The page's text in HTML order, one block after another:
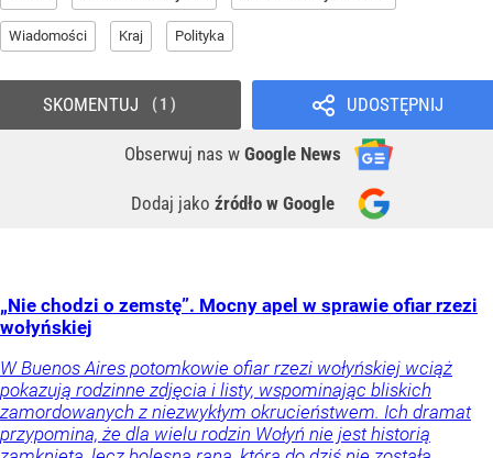
Wiadomości Kraj Polityka
UDOSTĘPNIJ
Obserwuj nas w Google News
Dodaj jako źródło w Google
SKOMENTUJ 1
„Nie chodzi o zemstę”. Mocny apel w sprawie ofiar rzezi
wołyńskiej
W Buenos Aires potomkowie ofiar rzezi wołyńskiej wciąż
pokazują rodzinne zdjęcia i listy, wspominając bliskich
zamordowanych z niezwykłym okrucieństwem. Ich dramat
przypomina, że dla wielu rodzin Wołyń nie jest historią